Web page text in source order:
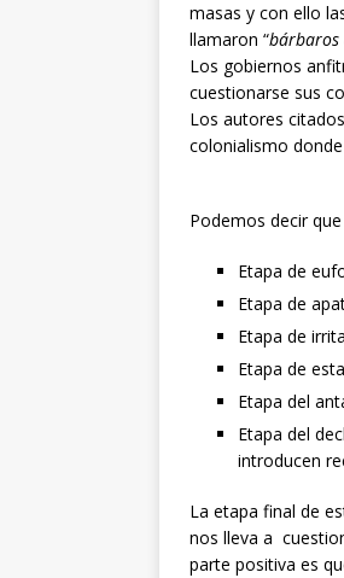
masas y con ello
llamaron “bárbaros
Los gobiernos
cuestionarse sus
Los autores
colonialismo
Podemos decir
Etapa de
Etapa de
Etapa de
Etapa de
Etapa del
Etapa del
introducen
La etapa final de
nos lleva a
parte positiva es